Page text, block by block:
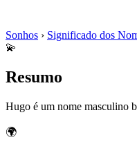
Sonhos › Significado dos
💫
Resumo
Hugo é um nome masculino
🌍